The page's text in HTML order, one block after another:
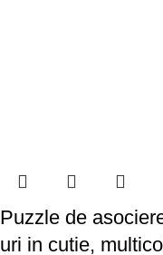
Puzzle de
uri in cutie,